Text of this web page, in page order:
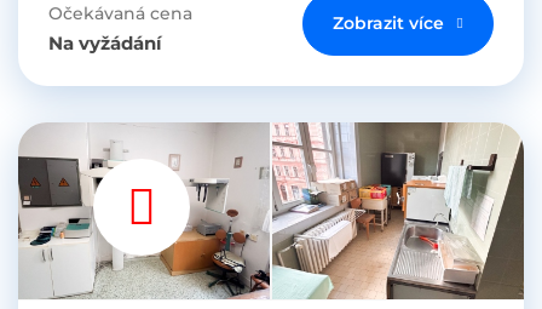
Očekávaná cena
Na vyžádání
Zobrazit více